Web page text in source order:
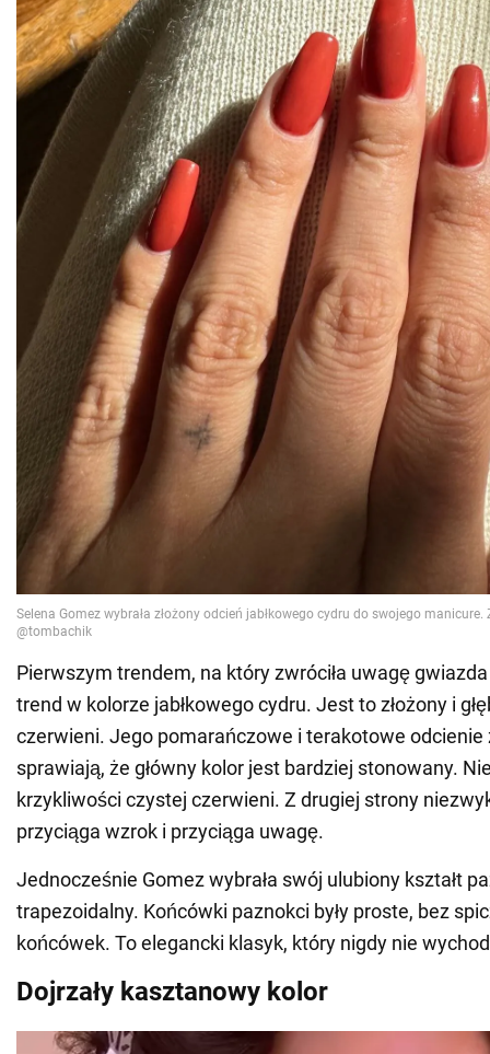
Pierwszym trendem, na który zwróciła uwagę gwiazda
trend w kolorze jabłkowego cydru. Jest to złożony i
czerwieni. Jego pomarańczowe i terakotowe odcienie
sprawiają, że główny kolor jest bardziej stonowany.
krzykliwości czystej czerwieni. Z drugiej strony
przyciąga wzrok i przyciąga uwagę.
Jednocześnie Gomez wybrała swój ulubiony kształt
trapezoidalny. Końcówki paznokci były proste, bez
końcówek. To elegancki klasyk, który nigdy nie
Dojrzały kasztanowy kolor